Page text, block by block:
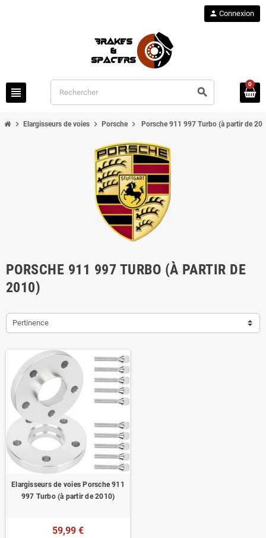
view_headline search
person Connexion
0
chevron_right Elargisseurs de voies chevron_right Porsche chevron_right Porsche 911 997 Turbo (à partir de
PORSCHE 911 997 TURBO (À PARTIR DE
2010)
Pertinence
Elargisseurs de voies Porsche 911
997 Turbo (à partir de 2010)
59,99 €